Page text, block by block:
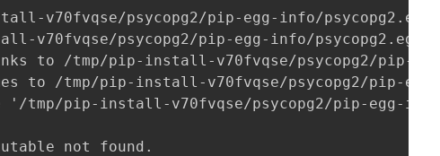
psycopg2/pip-egg-info/psycopg2.egg-
psycopg2/pip-egg-info/psycopg2.egg-
to /tmp/pip-install-v70fvqse/psycopg2/pip-
to /tmp/pip-install-v70fvqse/psycopg2/pip-
pip-install-v70fvqse/psycopg2/pip-egg-info/
not found.